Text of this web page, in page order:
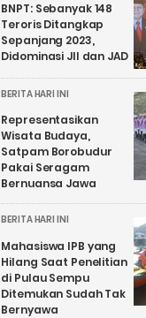
BNPT: Sebanyak 148
Teroris Ditangkap
Sepanjang 2023,
Didominasi JII dan JAD
BERITA HARI INI
Representasikan
Wisata Budaya,
Satpam Borobudur
Pakai Seragam
Bernuansa Jawa
BERITA HARI INI
Mahasiswa IPB yang
Hilang Saat Penelitian
di Pulau Sempu
Ditemukan Sudah Tak
Bernyawa